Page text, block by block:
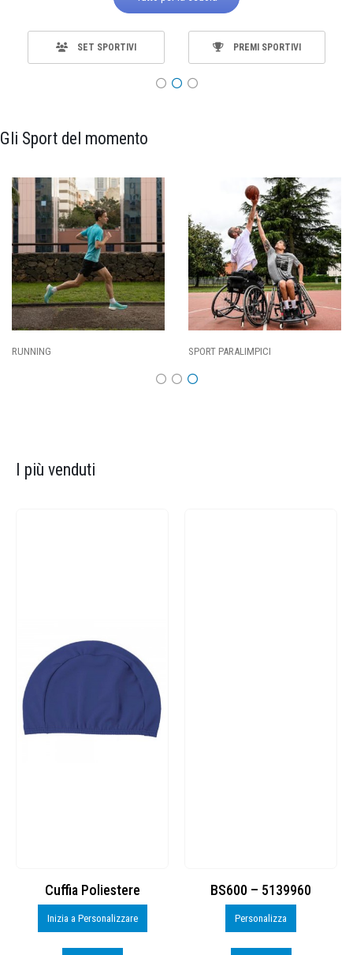
SET SPORTIVI PREMI SPORTIVI
Gli Sport del momento
RUNNING SPORT PARALIMPICI
I più venduti
Cuffia Poliestere
Inizia a Personalizzare
BS600 – 5139960
Personalizza